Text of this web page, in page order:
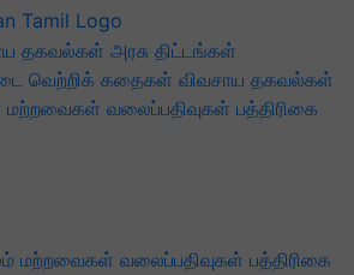
தகவல்கள் அரசு திட்டங்கள்
வெற்றிக் கதைகள் விவசாய தகவல்கள்
மற்றவைகள் வலைப்பதிவுகள் பத்திரிகை
மற்றவைகள் வலைப்பதிவுகள் பத்திரிகை